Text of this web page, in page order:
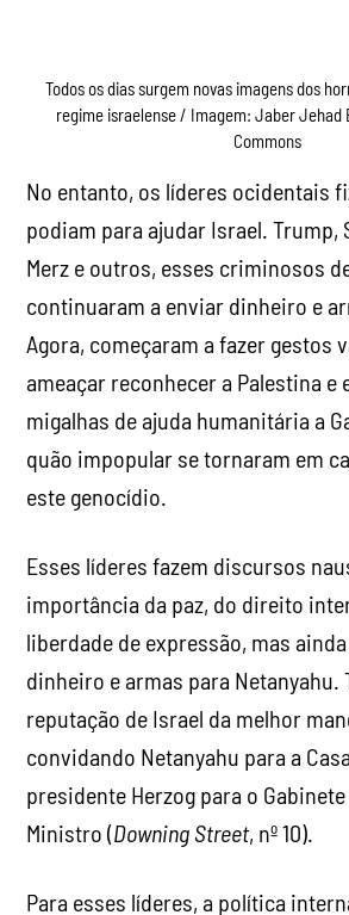
ameaçar reconhecer a Palestina e
migalhas de ajuda humanitária a
quão impopular se tornaram em
este genocídio.
Esses líderes fazem discursos
importância da paz, do direito
liberdade de expressão, mas ainda
dinheiro e armas para Netanyahu.
reputação de Israel da melhor
convidando Netanyahu para a
presidente Herzog para o Gabinete
Para esses líderes, a política
da política externa. Enquanto
jornalistas de terroristas, grupos
violentos, como aPalestina Action
foram rotulados como
jogar tinta em aviões.
grupo foram presas. O Estado